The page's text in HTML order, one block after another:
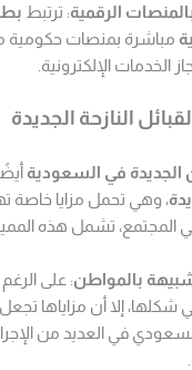
بالمنصات الرقمية: ترتبط
مباشرة بمنصات حكومية
الخدمات الإلكترونية.
النازحة الجديدة
الجديدة في السعودية
، وهي تحمل مزايا خاصة
المجتمع، تشمل هذه
بالمواطن: على
شكلها، إلا أن مزاياها
في العديد من